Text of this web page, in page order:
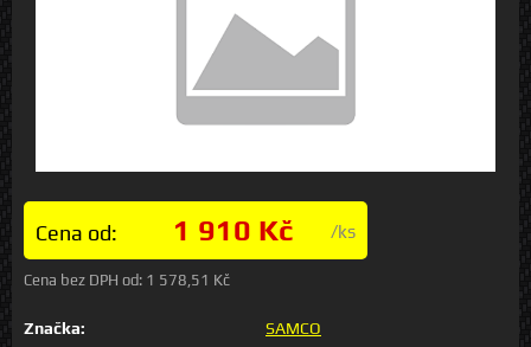
Cena od: 1 910 Kč /ks
Cena bez DPH od: 1 578,51 Kč
Značka:
SAMCO